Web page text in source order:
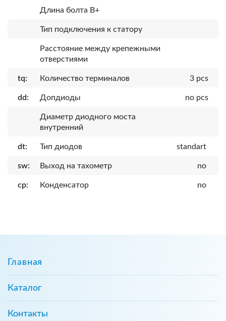
Длина болта B+
Тип подключения к статору
Расcтояние между крепежными
отверстиями
tq: Количество терминалов 3 pcs
dd: Допдиоды no pcs
Диаметр диодного моста
внутренний
dt: Тип диодов standart
sw: Выход на тахометр no
cp: Конденсатор no
Главная
Каталог
Контакты